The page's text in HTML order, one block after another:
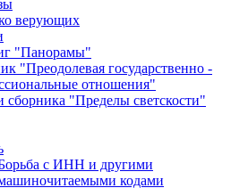
верующих
"Панорамы"
"Преодолевая государственно -
отношения"
сборника "Пределы светскости"
с ИНН и другими
кодами